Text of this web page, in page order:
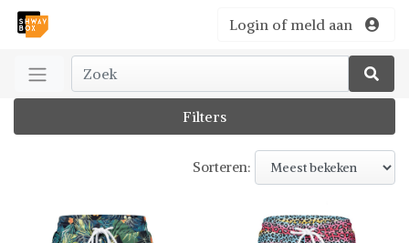
Login of meld aan
Filters
Sorteren: